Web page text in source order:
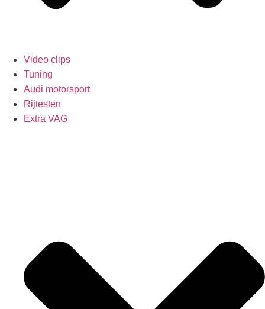
Video clips
Tuning
Audi motorsport
Rijtesten
Extra VAG